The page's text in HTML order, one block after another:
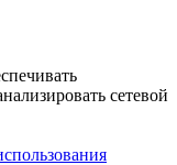
сетевой